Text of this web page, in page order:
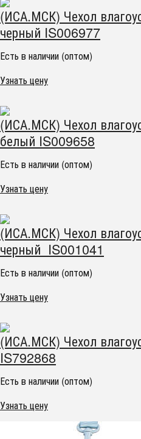
(ИСА.МСК) Чехол
черный IS006977
Есть в наличии (оптом)
Узнать цену
(ИСА.МСК) Чехол
белый IS009658
Есть в наличии (оптом)
Узнать цену
(ИСА.МСК) Чехол
черный IS001041
Есть в наличии (оптом)
Узнать цену
(ИСА.МСК) Чехол
IS792868
Есть в наличии (оптом)
Узнать цену